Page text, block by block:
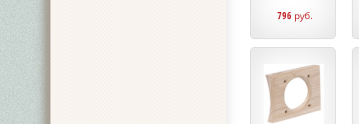
796 руб.